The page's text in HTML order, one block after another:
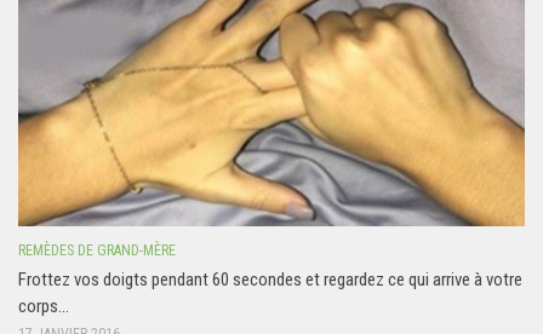
REMÈDES DE GRAND-MÈRE
Frottez vos doigts pendant 60 secondes et regardez ce qui arrive à votre
corps…